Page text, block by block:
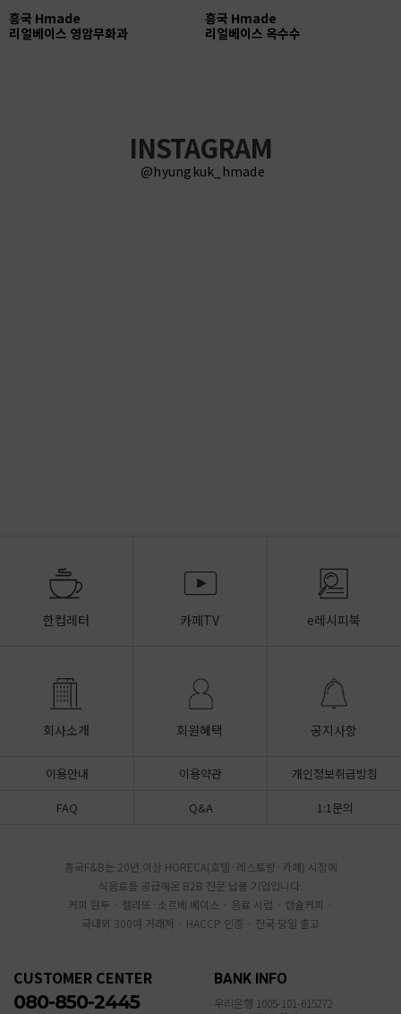
흥국 Hmade
리얼베이스 영암무화과
흥국 Hmade
리얼베이스 옥수수
INSTAGRAM
@hyungkuk_hmade
한컵레터 카페TV e레시피북
회사소개 회원혜택 공지사항
이용안내 이용약관
개인정보취급방침
FAQ
Q&A 1:1문의
흥국F&B는 20년 이상 HORECA(호텔·레스토랑·카페) 시장에
식음료를 공급해온 B2B 전문 납품 기업입니다.
커피 원두 · 젤라또·소르베 베이스 · 음료 시럽 · 캡슐커피 ·
국내외 300여 거래처 · HACCP 인증 · 전국 당일 출고
CUSTOMER CENTER
080-850-2445
BANK INFO
우리은행 1005-101-615272